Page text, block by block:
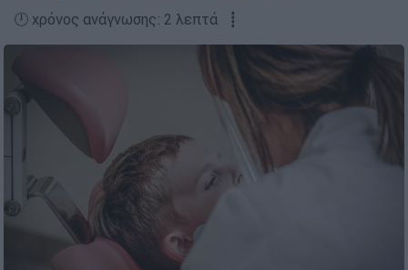
🕛 χρόνος ανάγνωσης: 2 λεπτά ┋